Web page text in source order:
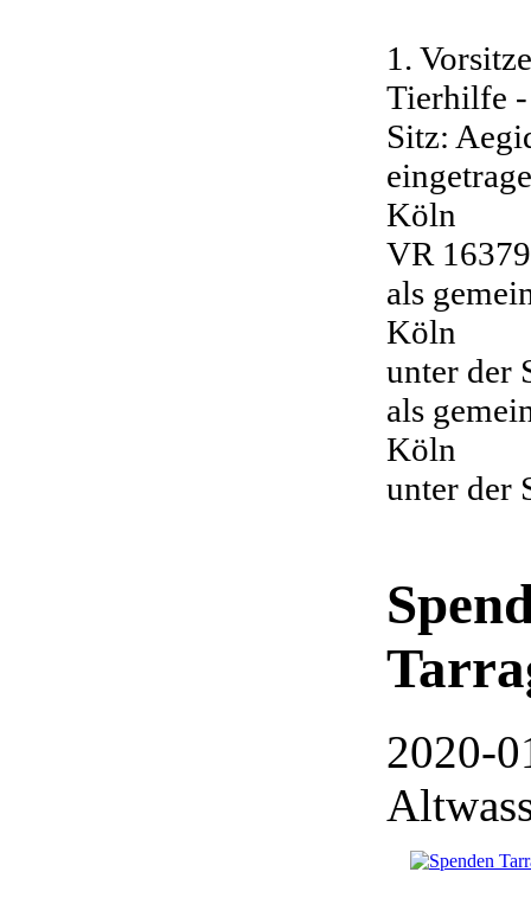
1.
Tierhilfe -
Sitz:
Köln
VR 16379
als
Köln
unter der
als
Köln
unter der
2020-